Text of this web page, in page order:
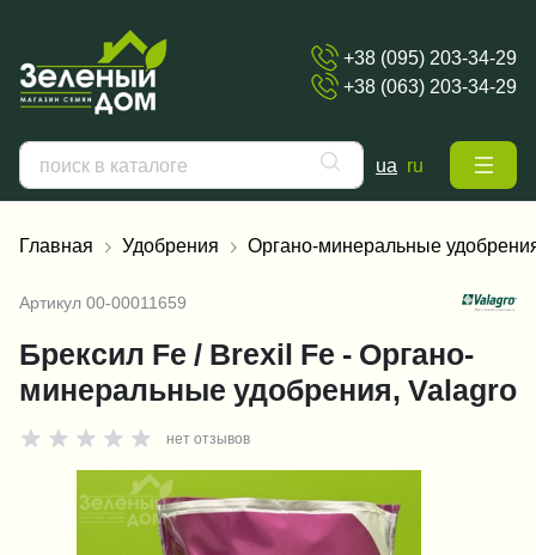
+38 (095) 203-34-29
+38 (063) 203-34-29
ua ru
Главная Удобрения Органо-минеральные
Артикул 00-00011659
Брексил Fe / Brexil Fe - Органо-
минеральные удобрения, Valagro
нет отзывов